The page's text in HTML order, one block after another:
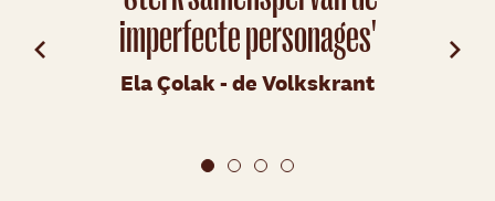
imperfecte personages'
Ela Çolak - de Volkskrant